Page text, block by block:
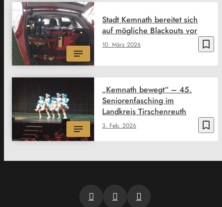
bookmark_border
10. März 2026
Stadt Kemnath bereitet sich
auf mögliche Blackouts vor
bookmark_border
3. Feb. 2026
„Kemnath bewegt“ – 45.
Seniorenfasching im
Landkreis Tirschenreuth